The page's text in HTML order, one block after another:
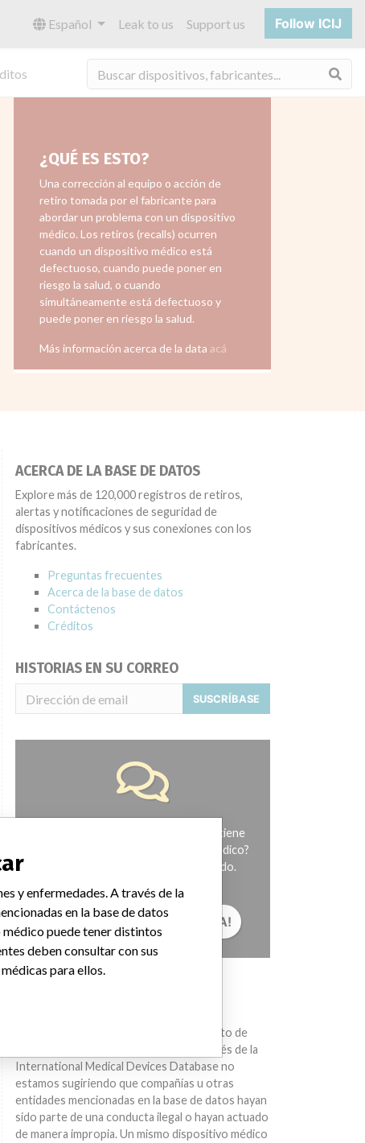
Español Leak to us Support us Follow ICIJ
¿QUÉ ES ESTO?
Una corrección al equipo o acción de
retiro tomada por el fabricante para
abordar un problema con un dispositivo
médico. Los retiros (recalls) ocurren
cuando un dispositivo médico está
defectuoso, cuando puede poner en
riesgo la salud, o cuando
simultáneamente está defectuoso y
puede poner en riesgo la salud.
Más información acerca de la data acá
ACERCA DE LA BASE DE DATOS
Explore más de 120,000 registros de retiros,
alertas y notificaciones de seguridad de
dispositivos médicos y sus conexiones con los
fabricantes.
Preguntas frecuentes
Acerca de la base de datos
Contáctenos
Créditos
HISTORIAS EN SU CORREO
SUSCRÍBASE
¿Trabaja en la industria médica? ¿O tiene
experiencia con algún dispositivo médico?
Nuestra reportería no ha terminado.
¡CUÉNTANOS TU HISTORIA!
diagnóstico, la prevención y el tratamiento de
muchas lesiones y enfermedades. A través de la
International Medical Devices Database no
estamos sugiriendo que compañías u otras
entidades mencionadas en la base de datos hayan
sido parte de una conducta ilegal o hayan actuado
de manera impropia. Un mismo dispositivo médico
y enfermedades. A través de la
en la base de datos
puede tener distintos
deben consultar con sus
para ellos.